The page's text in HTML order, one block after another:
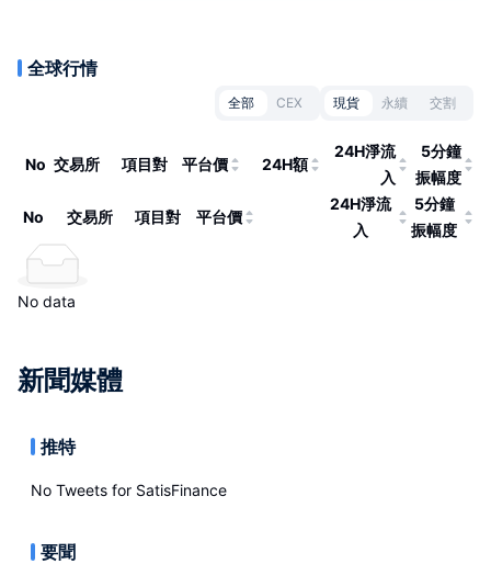
全球行情
全部 CEX 現貨 永續 交割
No 交易所 項目對 平台價 24H額
24H淨流
入
5分鐘
振幅度
No 交易所 項目對 平台價
24H淨流
入
5分鐘
振幅度
No data
新聞媒體
推特
No Tweets for SatisFinance
要聞